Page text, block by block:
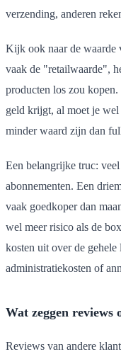
verzending, anderen
Kijk ook naar de waarde
vaak de "retailwaarde",
producten los zou
geld krijgt, al moet je
minder waard zijn dan
Een belangrijke truc:
abonnementen. Een
vaak goedkoper dan
wel meer risico als de
kosten uit over de
administratiekosten of
Wat zeggen reviews
Reviews van andere